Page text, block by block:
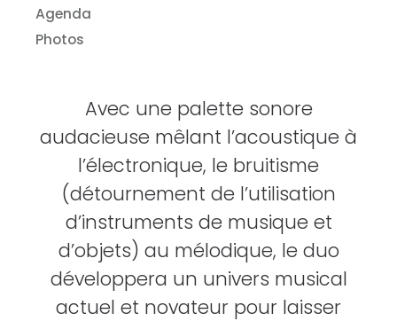
Agenda
Photos
Avec une palette sonore
audacieuse mêlant l’acoustique à
l’électronique, le bruitisme
(détournement de l’utilisation
d’instruments de musique et
d’objets) au mélodique, le duo
développera un univers musical
actuel et novateur pour laisser